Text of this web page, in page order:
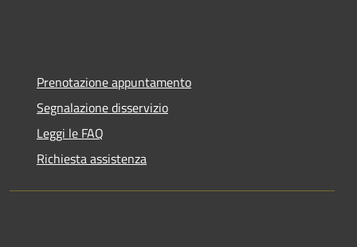
Prenotazione appuntamento
Segnalazione disservizio
Leggi le FAQ
Richiesta assistenza